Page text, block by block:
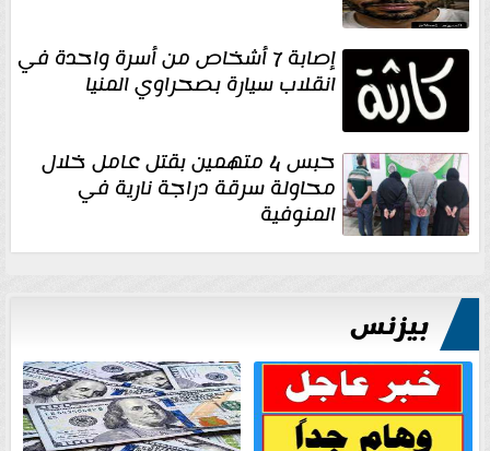
إصابة 7 أشخاص من أسرة واحدة في
انقلاب سيارة بصحراوي المنيا
حبس 4 متهمين بقتل عامل خلال
محاولة سرقة دراجة نارية في
المنوفية
بيزنس